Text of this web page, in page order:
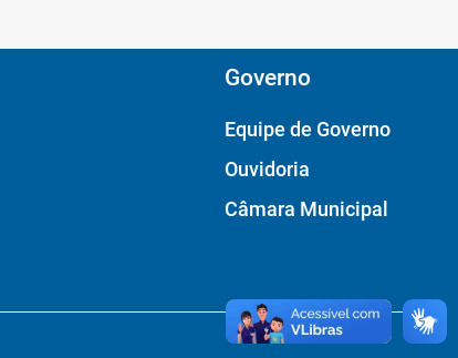
Governo
Equipe de Governo
Ouvidoria
Câmara Municipal